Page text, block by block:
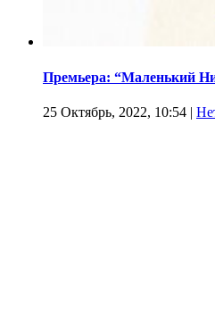
Премьера: “Маленький
25 Октябрь, 2022, 10:54 |